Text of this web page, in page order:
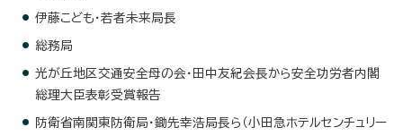
伊藤こども・若者未来局長
総務局
光が丘地区交通安全母の会・田中友紀会長から安全功労者内閣
総理大臣表彰受賞報告
防衛省南関東防衛局・鋤先幸浩局長ら（小田急ホテルセンチュリー